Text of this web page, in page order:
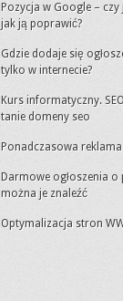
Pozycja w Google – czy
jak ją poprawić?
Gdzie dodaje się
tylko w internecie?
Kurs informatyczny.
tanie domeny seo
Ponadczasowa
Darmowe ogłoszenia o
można je znaleźć
Optymalizacja stron